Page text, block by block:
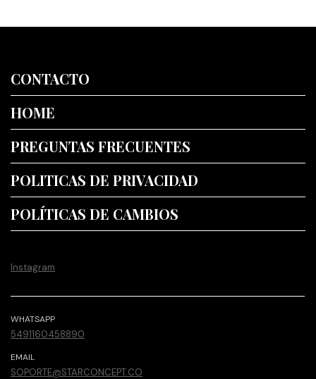
CONTACTO
HOME
PREGUNTAS FRECUENTES
POLITICAS DE PRIVACIDAD
POLÍTICAS DE CAMBIOS
Instagram
WHATSAPP
5491160458890
EMAIL
SOPORTE@STARCONCEPT.CO